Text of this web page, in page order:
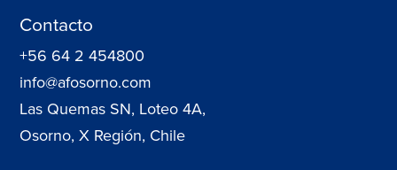
Contacto
+56 64 2 454800
info@afosorno.com
Las Quemas SN, Loteo 4A,
Osorno, X Región, Chile